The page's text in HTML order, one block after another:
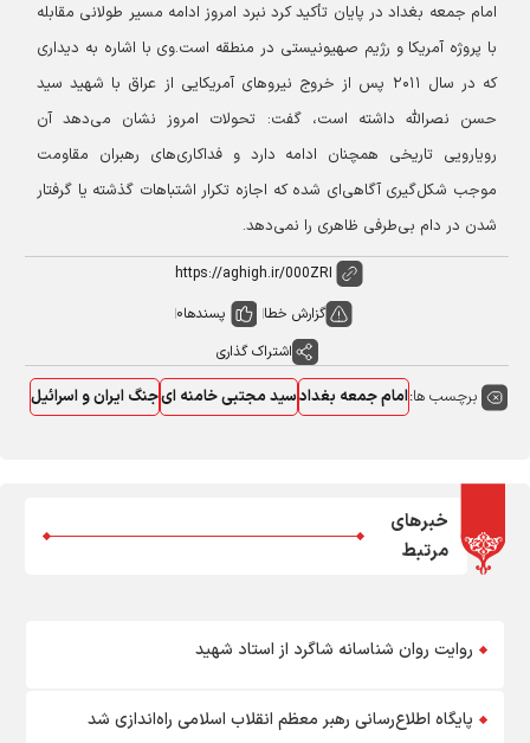
امام جمعه بغداد در پایان تأکید کرد نبرد امروز ادامه مسیر طولانی مقابله
با پروژه آمریکا و رژیم صهیونیستی در منطقه است.وی با اشاره به دیداری
که در سال ۲۰۱۱ پس از خروج نیروهای آمریکایی از عراق با شهید سید
حسن نصرالله داشته است، گفت: تحولات امروز نشان می‌دهد آن
رویارویی تاریخی همچنان ادامه دارد و فداکاری‌های رهبران مقاومت
موجب شکل‌گیری آگاهی‌ای شده که اجازه تکرار اشتباهات گذشته یا گرفتار
شدن در دام بی‌طرفی ظاهری را نمی‌دهد.
گزارش خطا پسندها0
اشتراک گذاری
برچسب ها:امام جمعه بغدادسید مجتبی خامنه ایجنگ ایران و اسرائیل
خبرهای
مرتبط
روایت روان شناسانه شاگرد از استاد شهید
پایگاه اطلاع‌رسانی رهبر معظم انقلاب اسلامی راه‌اندازی شد